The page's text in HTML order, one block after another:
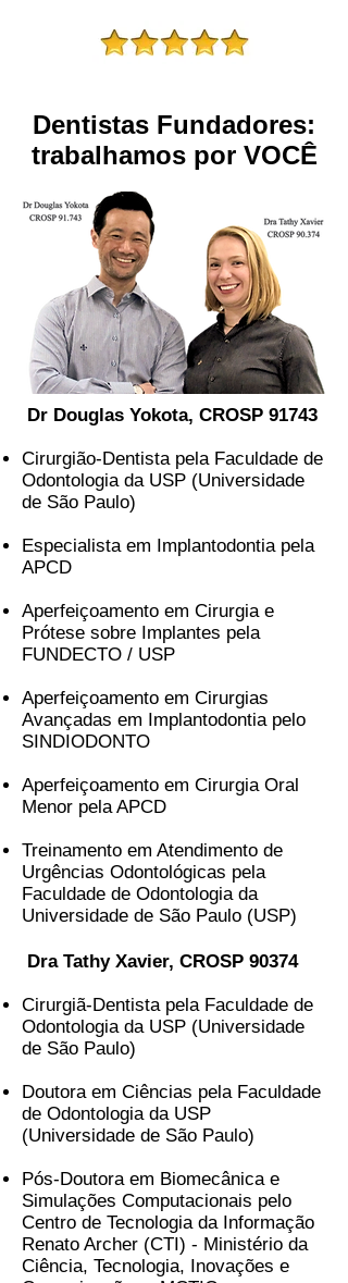
Dentistas Fundadores:
trabalhamos por VOCÊ
Dr Douglas Yokota, CROSP 91743
Cirurgião-Dentista pela Faculdade de
Odontologia da USP (Universidade
de São Paulo)
Especialista em Implantodontia pela
APCD
Aperfeiçoamento em Cirurgia e
Prótese sobre Implantes pela
FUNDECTO / USP
Aperfeiçoamento em Cirurgias
Avançadas em Implantodontia pelo
SINDIODONTO
Aperfeiçoamento em Cirurgia Oral
Menor pela APCD
Treinamento em Atendimento de
Urgências Odontológicas pela
Faculdade de Odontologia da
Universidade de São Paulo (USP)
Dra Tathy Xavier, CROSP 90374
Cirurgiã-Dentista pela Faculdade de
Odontologia da USP (Universidade
de São Paulo)
Doutora em Ciências pela Faculdade
de Odontologia da USP
(Universidade de São Paulo)
Pós-Doutora em Biomecânica e
Simulações Computacionais pelo
Centro de Tecnologia da Informação
Renato Archer (CTI) - Ministério da
Ciência, Tecnologia, Inovações e